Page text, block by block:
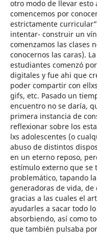
otro modo de llevar esto
comencemos por
estrictamente
intentar- construir un
comenzamos las clases
conocernos las caras).
estudiantes comenzó
digitales y fue ahi que
poder compartir con
gifs, etc. Pasado un
encuentro no se daría,
primera instancia de
reflexionar sobre los
lxs adolescentes (o
abuso de distintos
en un eterno reposo,
estímulo externo que se
problemático, tapando
generadoras de vida,
gracias a las cuales el
ayudarles a sacar todo
absorbiendo, así como
que también pulsaba